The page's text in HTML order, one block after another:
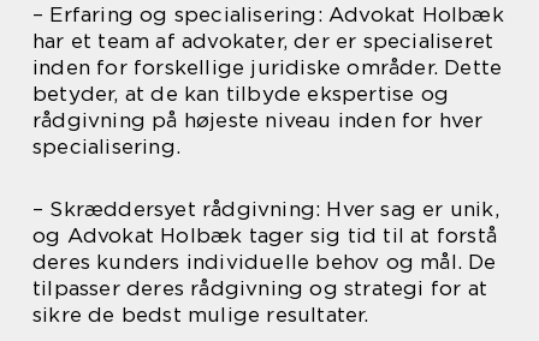
– Erfaring og specialisering: Advokat Holbæk
har et team af advokater, der er specialiseret
inden for forskellige juridiske områder. Dette
betyder, at de kan tilbyde ekspertise og
rådgivning på højeste niveau inden for hver
specialisering.
– Skræddersyet rådgivning: Hver sag er unik,
og Advokat Holbæk tager sig tid til at forstå
deres kunders individuelle behov og mål. De
tilpasser deres rådgivning og strategi for at
sikre de bedst mulige resultater.